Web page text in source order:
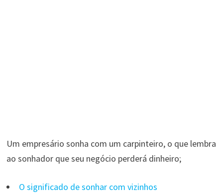
Um empresário sonha com um carpinteiro, o que lembra
ao sonhador que seu negócio perderá dinheiro;
O significado de sonhar com vizinhos